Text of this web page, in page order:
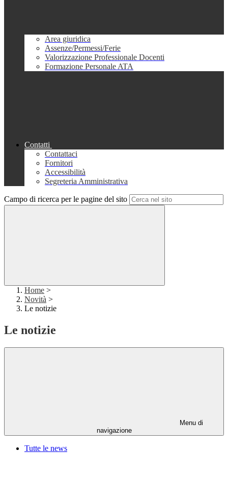
Area giuridica
Assenze/Permessi/Ferie
Valorizzazione Professionale Docenti
Formazione Personale ATA
Contatti
Contattaci
Fornitori
Accessibilità
Segreteria Amministrativa
Campo di ricerca per le pagine del sito
Home >
Novità >
Le notizie
Le notizie
Menu di
navigazione
Tutte le news